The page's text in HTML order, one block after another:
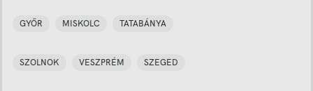
GYŐR MISKOLC TATABÁNYA
SZOLNOK VESZPRÉM SZEGED